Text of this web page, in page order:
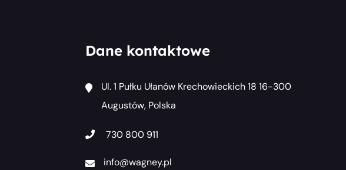
Dane kontaktowe
Ul. 1 Pułku Ułanów Krechowieckich 18 16-300
Augustów, Polska
730 800 911
info@wagney.pl